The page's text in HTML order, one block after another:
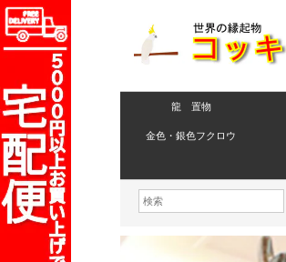
龍 置物
金色・銀色フクロウ